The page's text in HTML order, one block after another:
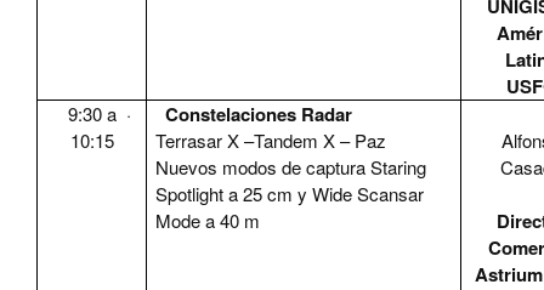
9:30 a
10:15
· Constelaciones Radar
Terrasar X –Tandem X – Paz
Nuevos modos de captura Staring
Spotlight a 25 cm yWide Scansar
Mode a 40 m